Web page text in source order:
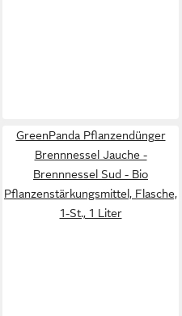
GreenPanda Pflanzendünger
Brennnessel Jauche -
Brennnessel Sud - Bio
Pflanzenstärkungsmittel, Flasche,
1-St., 1 Liter